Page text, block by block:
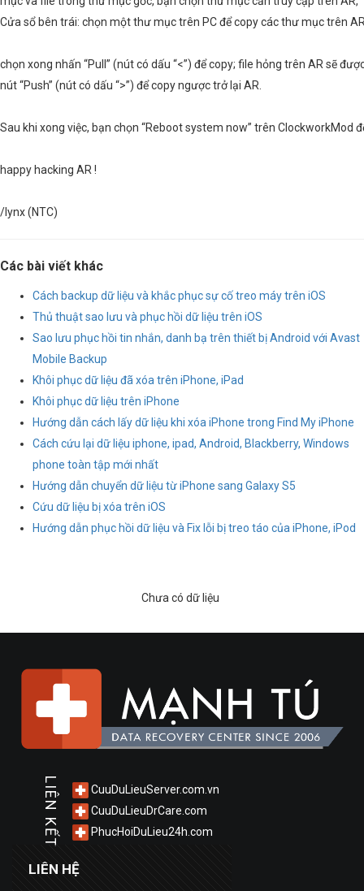
Cửa sổ bên trái: chọn một thư mục trên PC để copy các thư mục trên
chọn xong nhấn “Pull” (nút có dấu “<”) để copy; file hỏng trên AR sẽ
nút “Push” (nút có dấu “>”) để copy ngược trở lại AR.
Sau khi xong việc, bạn chọn “Reboot system now” trên ClockworkMod
happy hacking AR !
/lynx (NTC)
Các bài viết khác
Cách backup dữ liệu và khắc phục sự cố treo máy trên iOS
Thủ thuật sao lưu và phục hồi dữ liệu trên iOS
Sao lưu phục hồi tin nhắn, danh bạ trên thiết bị Android với Avast
Mobile Backup
Khôi phục dữ liệu đã xóa trên iPhone, iPad
Khôi phục dữ liệu trên iPhone
Hướng dẫn cách lấy dữ liệu khi xóa iPhone trong Find My iPhone
Cách cứu lại dữ liệu iphone, ipad, Android, Blackberry, Windows
phone toàn tập mới nhất
Hướng dẫn chuyển dữ liệu từ iPhone sang Galaxy S5
Cứu dữ liệu bị xóa trên iOS
Hướng dẫn phục hồi dữ liệu và Fix lỗi bị treo táo của iPhone, iPod
Chưa có dữ liệu
LIÊN KẾT
CuuDuLieuServer.com.vn
CuuDuLieuDrCare.com
PhucHoiDuLieu24h.com
LIÊN HỆ